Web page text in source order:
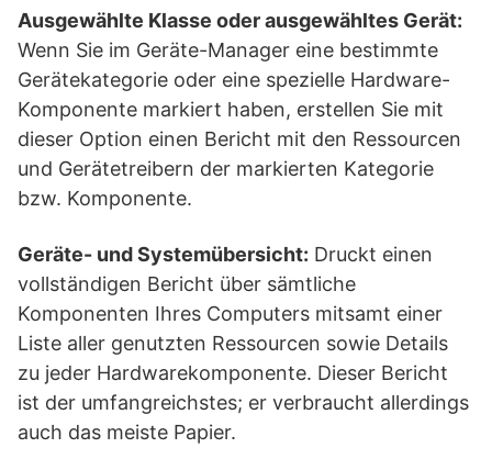
Ausgewählte Klasse oder ausgewähltes Gerät:
Wenn Sie im Geräte-Manager eine bestimmte
Gerätekategorie oder eine spezielle Hardware-
Komponente markiert haben, erstellen Sie mit
dieser Option einen Bericht mit den Ressourcen
und Gerätetreibern der markierten Kategorie
bzw. Komponente.
Geräte- und Systemübersicht: Druckt einen
vollständigen Bericht über sämtliche
Komponenten Ihres Computers mitsamt einer
Liste aller genutzten Ressourcen sowie Details
zu jeder Hardwarekomponente. Dieser Bericht
ist der umfangreichstes; er verbraucht allerdings
auch das meiste Papier.